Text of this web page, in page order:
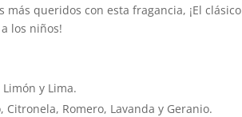
más queridos con esta fragancia, ¡El clásico
los niños!
y Lima.
Citronela, Romero, Lavanda y Geranio.